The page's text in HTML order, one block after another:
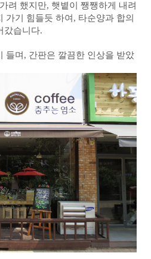
려 했지만, 햇볕이 쨍쨍하게 내려
가기 힘들듯 하여, 타순양과 합의
갔습니다.
들며, 간판은 깔끔한 인상을 받았